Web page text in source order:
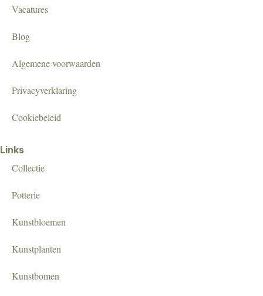
Vacatures
Blog
Algemene voorwaarden
Privacyverklaring
Cookiebeleid
Links
Collectie
Potterie
Kunstbloemen
Kunstplanten
Kunstbomen